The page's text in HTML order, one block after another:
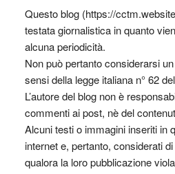
Questo blog (https://
testata giornalistica in quanto
alcuna periodicità.
Non può pertanto considerarsi
sensi della legge italiana n° 62
L’autore del blog non è
commenti ai post, nè del
Alcuni testi o immagini inseriti in
internet e, pertanto, considerati
qualora la loro pubblicazione